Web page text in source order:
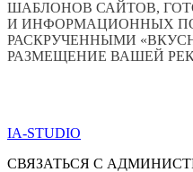
ШАБЛОНОВ САЙТОВ,
И ИНФОРМАЦИОННЫХ
РАСКРУЧЕННЫМИ
РАЗМЕЩЕНИЕ ВАШЕЙ
IA-STUDIO
СВЯЗАТЬСЯ С